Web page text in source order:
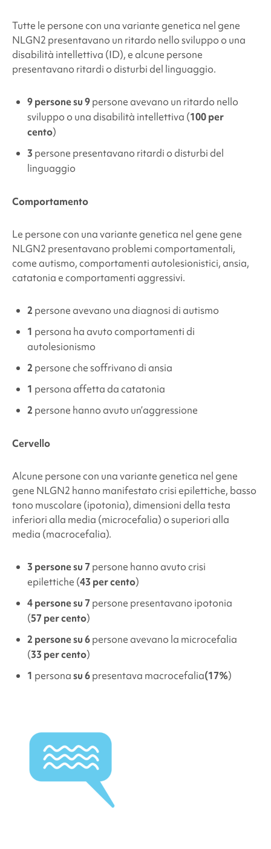
Tutte le persone con una variante genetica nel gene
NLGN2 presentavano un ritardo nello sviluppo o una
disabilità intellettiva (ID), e alcune persone
presentavano ritardi o disturbi del linguaggio.
9 persone su 9persone avevano un ritardo nello
sviluppo o una disabilità intellettiva (100 per
cento)
3 persone presentavano ritardi o disturbi del
linguaggio
Comportamento
Le persone con una variante genetica nel gene gene
NLGN2 presentavano problemi comportamentali,
come autismo, comportamenti autolesionistici, ansia,
catatonia e comportamenti aggressivi.
2 persone avevano una diagnosi di autismo
1 persona ha avutocomportamenti di
autolesionismo
2 persone che soffrivano di ansia
1 persona affetta da catatonia
2 persone hanno avuto un’aggressione
Cervello
Alcune persone con una variante genetica nel gene
gene NLGN2 hanno manifestato crisi epilettiche, basso
tono muscolare (ipotonia), dimensioni della testa
inferiori alla media (microcefalia) o superiori alla
media (macrocefalia).
3 persone su 7 persone hanno avuto crisi
epilettiche (43 per cento)
4 persone su 7 persone presentavano ipotonia
(57 per cento)
2 persone su 6persone avevano la microcefalia
(33 per cento)
1 personasu 6presentava macrocefalia(17%)